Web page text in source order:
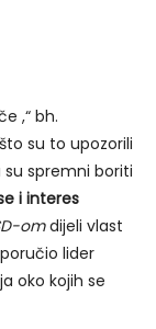
,“ bh.
su to upozorili
su spremni boriti
i interes
omdijeli vlast
lider
oko kojih se